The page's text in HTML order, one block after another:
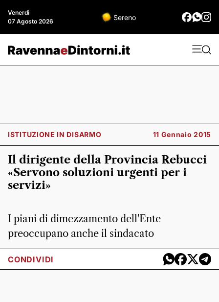
Venerdì
07 Agosto 2026
Sereno
ISTITUZIONE IN DISARMO 11 Gennaio 2015
Il dirigente della Provincia Rebucci
«Servono soluzioni urgenti per i
servizi»
I piani di dimezzamento dell'Ente
preoccupano anche il sindacato
CONDIVIDI